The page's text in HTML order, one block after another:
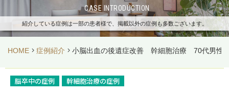
CASE INTRODUCTION
紹介している症例は一部の患者様で、掲載以外の症例も多数ございます。
HOME 症例紹介 小脳出血の後遺症改善 幹細胞治療 70代男性
脳卒中の症例 幹細胞治療の症例